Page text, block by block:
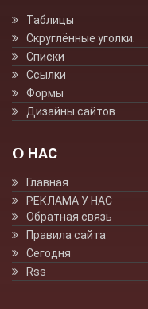
Таблицы
Скруглённые уголки.
Списки
Ссылки
Формы
Дизайны сайтов
О НАС
Главная
РЕКЛАМА У НАС
Обратная связь
Правила сайта
Сегодня
Rss